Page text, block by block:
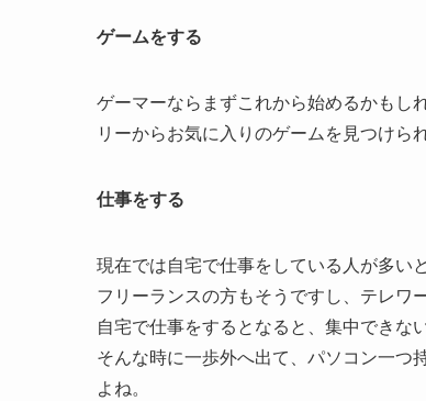
ゲームをする
ゲーマーならまずこれから始めるかもし
リーからお気に入りのゲームを見つけら
仕事をする
現在では自宅で仕事をしている人が多い
フリーランスの方もそうですし、テレワ
自宅で仕事をするとなると、集中できな
そんな時に一歩外へ出て、パソコン一つ
よね。